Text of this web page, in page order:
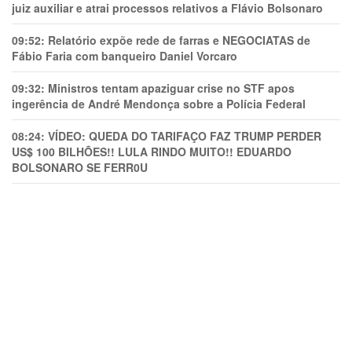
juiz auxiliar e atrai processos relativos a Flávio Bolsonaro
09:52: Relatório expõe rede de farras e NEGOCIATAS de
Fábio Faria com banqueiro Daniel Vorcaro
09:32: Ministros tentam apaziguar crise no STF apos
ingerência de André Mendonça sobre a Polícia Federal
08:24: VÍDEO: QUEDA DO TARIFAÇO FAZ TRUMP PERDER
US$ 100 BILHÕES!! LULA RINDO MUITO!! EDUARDO
BOLSONARO SE FERR0U